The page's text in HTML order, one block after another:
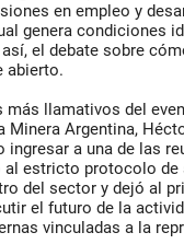
en empleo y
genera condiciones
el debate sobre
abierto.
más llamativos del
Minera Argentina,
ingresar a una de las
al estricto protocolo
del sector y dejó al
el futuro de la
vinculadas a la